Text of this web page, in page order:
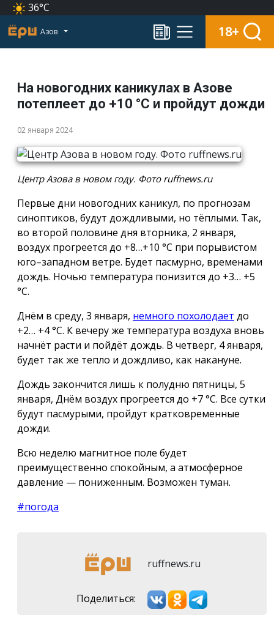
36°C
Азов 18+
На новогодних каникулах в Азове
потеплеет до +10 °С и пройдут дожди
02 января 2024
Центр Азова в новом году. Фото ruffnews.ru
Первые дни новогодних каникул, по прогнозам
синоптиков, будут дождливыми, но тёплыми. Так,
во второй половине дня вторника, 2 января,
воздух прогреется до +8…+10 °С при порывистом
юго–западном ветре. Будет пасмурно, временами
дождь. Ночью температура понизится до +3… +5
°С.
Днём в среду, 3 января, немного похолодает до
+2… +4 °С. К вечеру же температура воздуха вновь
начнёт расти и пойдёт дождь. В четверг, 4 января,
будет так же тепло и дождливо, как накануне.
Дождь закончится лишь к полудню пятницы, 5
января, Днём воздух прогреется до +7 °С. Все сутки
будут пасмурыми, пройдут кратковременные
дожди.
Всю неделю магнитное поле будет
преимущественно спокойным, а атмосферное
давление — пониженным. Возможен туман.
#погода
ruffnews.ru
Поделиться: